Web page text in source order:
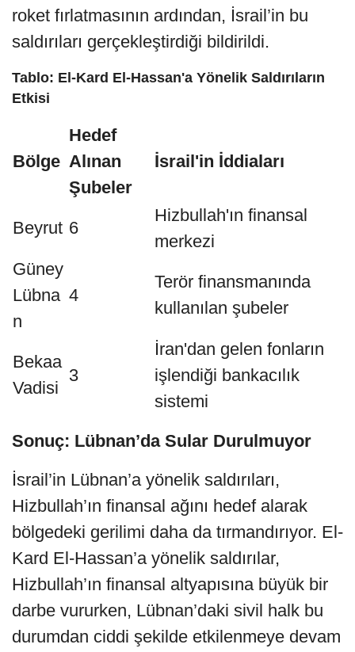
roket fırlatmasının ardından, İsrail’in bu
saldırıları gerçekleştirdiği bildirildi.
Tablo: El-Kard El-Hassan'a Yönelik Saldırıların
Etkisi
Bölge
Hedef
Alınan
Şubeler
İsrail'in İddiaları
Beyrut 6
Hizbullah'ın finansal
merkezi
Güney
Lübna
n
4
Terör finansmanında
kullanılan şubeler
Bekaa
Vadisi
3
İran'dan gelen fonların
işlendiği bankacılık
sistemi
Sonuç: Lübnan’da Sular Durulmuyor
İsrail’in Lübnan’a yönelik saldırıları,
Hizbullah’ın finansal ağını hedef alarak
bölgedeki gerilimi daha da tırmandırıyor. El-
Kard El-Hassan’a yönelik saldırılar,
Hizbullah’ın finansal altyapısına büyük bir
darbe vururken, Lübnan’daki sivil halk bu
durumdan ciddi şekilde etkilenmeye devam